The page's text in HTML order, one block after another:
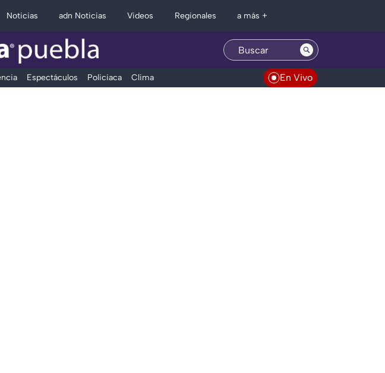
Noticias adn Noticias Videos Regionales a más +
Espectáculos Policiaca Clima En Vivo